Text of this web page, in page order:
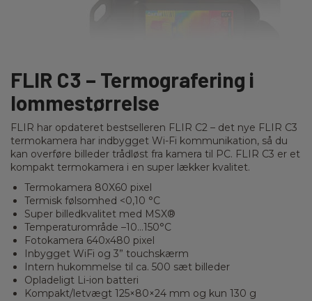
FLIR C3 – Termografering i
lommestørrelse
FLIR har opdateret bestselleren FLIR C2 – det nye FLIR C3
termokamera har indbygget Wi-Fi kommunikation, så du
kan overføre billeder trådløst fra kamera til PC. FLIR C3 er et
kompakt termokamera i en super lækker kvalitet.
Termokamera 80X60 pixel
Termisk følsomhed <0,10 °C
Super billedkvalitet med MSX®
Temperaturområde –10…150°C
Fotokamera 640x480 pixel
Inbygget WiFi og 3” touchskærm
Intern hukommelse til ca. 500 sæt billeder
Opladeligt Li-ion batteri
Kompakt/letvægt 125×80×24 mm og kun 130 g